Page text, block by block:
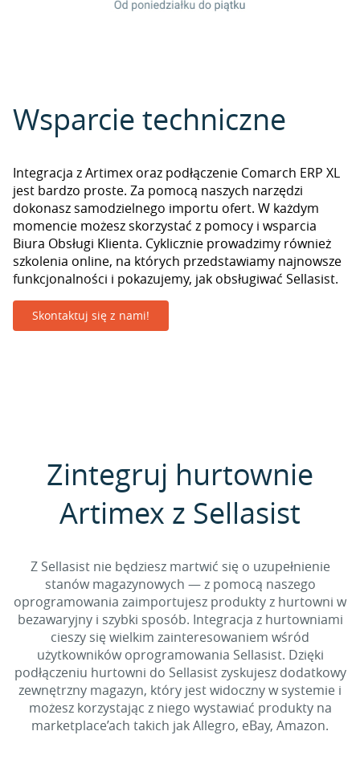
Wsparcie techniczne
Integracja z Artimex oraz podłączenie Comarch ERP XL
jest bardzo proste. Za pomocą naszych narzędzi
dokonasz samodzielnego importu ofert. W każdym
momencie możesz skorzystać z pomocy i wsparcia
Biura Obsługi Klienta. Cyklicznie prowadzimy również
szkolenia online, na których przedstawiamy najnowsze
funkcjonalności i pokazujemy, jak obsługiwać Sellasist.
Skontaktuj się z nami!
Zintegruj hurtownie
Artimex z Sellasist
Z Sellasist nie będziesz martwić się o uzupełnienie
stanów magazynowych — z pomocą naszego
oprogramowania zaimportujesz produkty z hurtowni w
bezawaryjny i szybki sposób. Integracja z hurtowniami
cieszy się wielkim zainteresowaniem wśród
użytkowników oprogramowania Sellasist. Dzięki
podłączeniu hurtowni do Sellasist zyskujesz dodatkowy
zewnętrzny magazyn, który jest widoczny w systemie i
możesz korzystając z niego wystawiać produkty na
marketplace’ach takich jak Allegro, eBay, Amazon.